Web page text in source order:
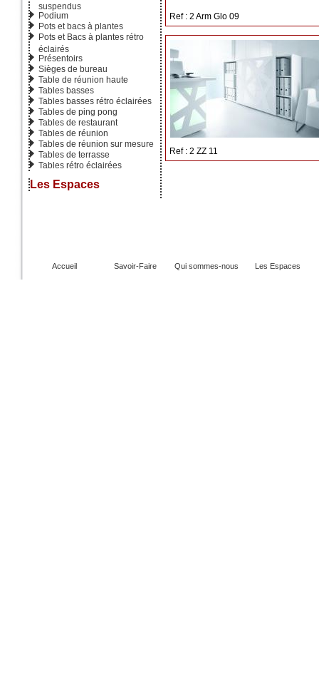
suspendus
Podium
Pots et bacs à plantes
Pots et Bacs à plantes rétro
éclairés
Présentoirs
Sièges de bureau
Table de réunion haute
Tables basses
Tables basses rétro éclairées
Tables de ping pong
Tables de restaurant
Tables de réunion
Tables de réunion sur mesure
Tables de terrasse
Tables rétro éclairées
Les Espaces
Ref : 2 Arm Glo 09
Ref : 2 ZZ 11
Accueil Savoir-Faire Qui sommes-nous Les Espaces